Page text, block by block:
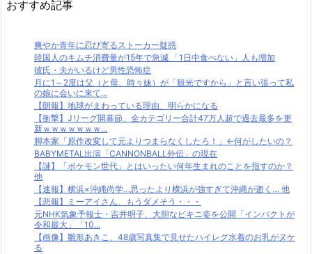
おすすめ記事
爽やか青年に忍び寄るストーカー疑惑
韓国人のキムチ消費量が15年で急減 「1日中食べない」人も増加
彼氏・夫がいるけど男性恐怖症
月に1～2度は父（と母、時々妹）が「観光ですから」と言い張って私
の娘に会いに来て...
【朗報】地球がまわっている理由、明らかになる
【衝撃】Jリーグ開幕節、全カテゴリー合計47万人超で過去最多を更
新ｗｗｗｗｗｗｗ...
脚本家「原作改変して元よりつまらなくしたろ！」←何がしたいの？
BABYMETAL出演「CANNONBALL外伝」の現在
【謎】「ポケモン世代」とはいったい何年生まれのことを指すのか？
他
【速報】横浜×沖縄尚学…思ったより横浜が強すぎて沖縄が逝く… 他
【悲報】ミーアイさん、もうダメそう・・・
元NHK気象予報士・吉井明子、大胆なビキニ姿を公開「インパクトが
令和最大」「10...
【画像】雛形あきこ、48歳写真集で見せたハイレグ水着のお乳がヌケ
る